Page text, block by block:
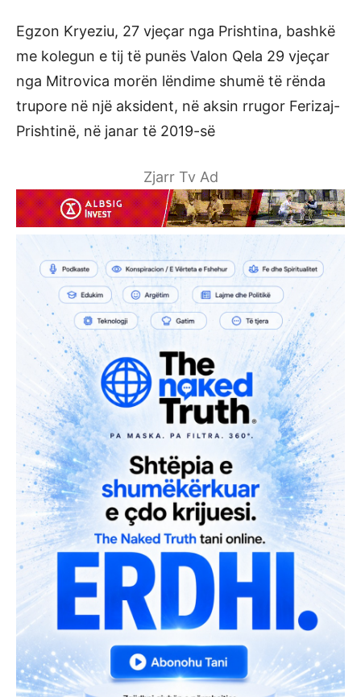
Egzon Kryeziu, 27 vjeçar nga Prishtina, bashkë
me kolegun e tij të punës Valon Qela 29 vjeçar
nga Mitrovica morën lëndime shumë të rënda
trupore në një aksident, në aksin rrugor Ferizaj-
Prishtinë, në janar të 2019-së
Zjarr Tv Ad